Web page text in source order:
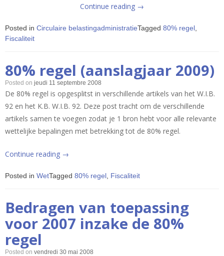
Continue reading « Commentaar
59
Massart) »
→
Posted in Circulaire belastingadministratieTagged 80% regel
Fiscaliteit
80% regel (aanslagjaar 2009)
Posted on jeudi 11 septembre 2008
De 80% regel is opgesplitst in verschillende artikels van het W.I.B.
92 en het K.B. W.I.B. 92. Deze post tracht om de verschillende
artikels samen te voegen zodat je 1 bron hebt voor alle relevante
wettelijke bepalingen met betrekking tot de 80% regel.
Continue reading « 80%
(aanslagjaar
→
Posted in WetTagged 80% regel Fiscaliteit
Bedragen van toepassing
voor 2007 inzake de 80%
regel
Posted on vendredi 30 mai 2008